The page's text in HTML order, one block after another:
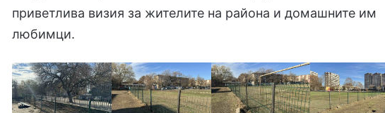
приветлива визия за жителите на района и домашните им
любимци.